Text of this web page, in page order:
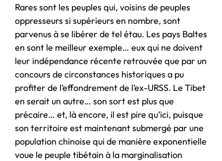
Rares sont les peuples qui, voisins de peuples
oppresseurs si supérieurs en nombre, sont
parvenus à se libérer de tel étau. Les pays Baltes
en sont le meilleur exemple… eux qui ne doivent
leur indépendance récente retrouvée que par un
concours de circonstances historiques a pu
profiter de l’effondrement de l’ex-URSS. Le Tibet
en serait un autre… son sort est plus que
précaire… et, là encore, il est pire qu’ici, puisque
son territoire est maintenant submergé par une
population chinoise qui de manière exponentielle
voue le peuple tibétain à la marginalisation